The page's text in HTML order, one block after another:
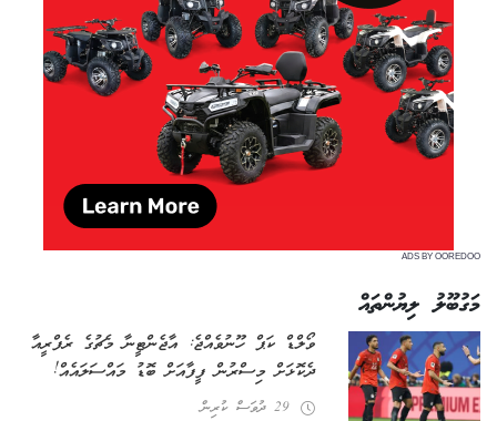
ADS BY OOREDOO
މަގުބޫލު ލިޔުންތައް
ވޯލްޑް ކަޕް ހޫނުވެއްޖެ: އާޖެންޓީނާ މެޗުގެ ރެފްރީއާ
ދެކޮޅަށް މިސްރުން ފީފާއަށް ބޮޑު މައްސަލައެއް!
29 ދުވަސް ކުރިން